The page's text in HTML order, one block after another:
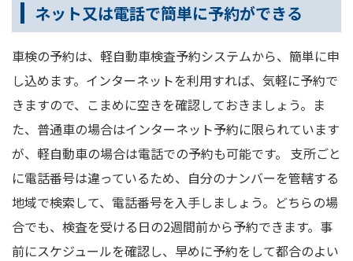
ネット又は電話で簡単に予約ができる
車検の予約は、軽自動車検査予約システムから、簡単に申
し込めます。インターネットを利用すれば、気軽に予約で
きますので、こまめに空きを確認しておきましょう。ま
た、普通車の場合はインターネット予約に限られています
が、軽自動車の場合は電話での予約も可能です。 支所ごと
に電話番号は違っているため、自分のナンバーを管轄する
地域で検索して、電話番号を入手しましょう。どちらの場
合でも、検査を受ける日の2週間前から予約できます。事
前にスケジュールを確認し、早めに予約をして都合のよい